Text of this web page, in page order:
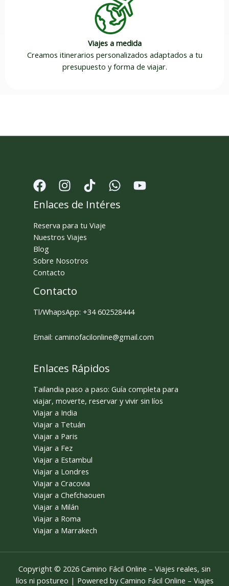
Viajes a medida
Creamos itinerarios personalizados adaptados a tu
presupuesto y forma de viajar.
Enlaces de Intéres
Reserva para tu Viaje
Nuestros Viajes
Blog
Sobre Nosotros
Contacto
Contacto
Tl/WhapsApp: +34 602528444
Email: caminofacilonline@gmail.com
Enlaces Rápidos
Tailandia paso a paso: Guía completa para
viajar, moverte, reservar y vivir sin líos
Viajar a India
Viajar a Tetuán
Viajar a Paris
Viajar a Fez
Viajar a Estambul
Viajar a Londres
Viajar a Cracovia
Viajar a Chefchaouen
Viajar a Milán
Viajar a Roma
Viajar a Marrakech
Copyright © 2026 Camino Fácil Online – Viajes reales, sin
líos ni postureo | Powered by Camino Fácil Online – Viajes